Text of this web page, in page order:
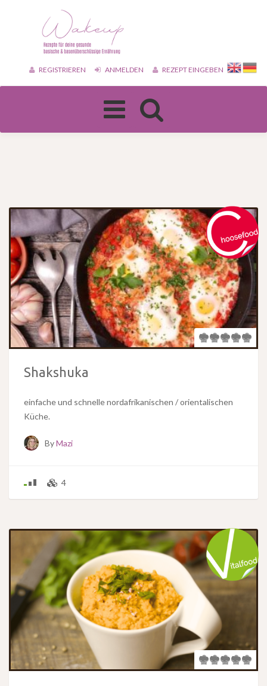
REGISTRIEREN ANMELDEN REZEPT EINGEBEN
Toggle
navigation
Shakshuka
einfache und schnelle nordafrikanischen / orientalischen
Küche.
ByMazi
4